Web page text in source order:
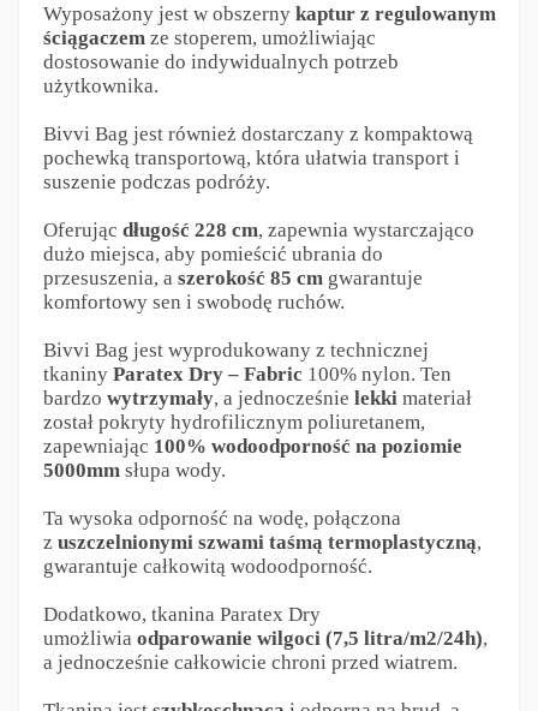
Wyposażony jest w obszerny kaptur z regulowanym
ściągaczem ze stoperem, umożliwiając
dostosowanie do indywidualnych potrzeb
użytkownika.
Bivvi Bag jest również dostarczany z kompaktową
pochewką transportową, która ułatwia transport i
suszenie podczas podróży.
Oferując długość 228 cm, zapewnia wystarczająco
dużo miejsca, aby pomieścić ubrania do
przesuszenia, a szerokość 85 cm gwarantuje
komfortowy sen i swobodę ruchów.
Bivvi Bag jest wyprodukowany z technicznej
tkaninyParatex Dry – Fabric 100% nylon. Ten
bardzo wytrzymały, a jednocześnie lekki materiał
został pokryty hydrofilicznym poliuretanem,
zapewniając 100% wodoodporność na poziomie
5000mm słupa wody.
Ta wysoka odporność na wodę, połączona
z uszczelnionymi szwami taśmą termoplastyczną,
gwarantuje całkowitą wodoodporność.
Dodatkowo, tkanina Paratex Dry
umożliwia odparowanie wilgoci (7,5 litra/m2/24h),
a jednocześnie całkowicie chroni przed wiatrem.